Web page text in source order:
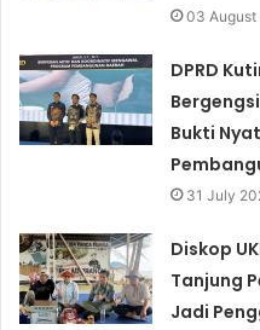
03 August
DPRD
Bukti
31 July
Diskop
Tanjung
Jadi